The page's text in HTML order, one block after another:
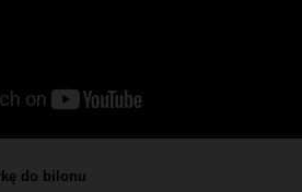
do bilonu